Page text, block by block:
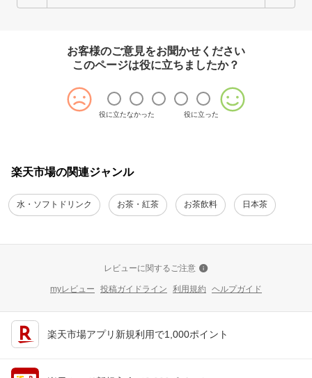
お客様のご意見をお聞かせください
このページは役に立ちましたか？
役に立たなかった 役に立った
楽天市場の関連ジャンル
水・ソフトドリンク お茶・紅茶 お茶飲料 日本茶
レビューに関するご注意
myレビュー 投稿ガイドライン 利用規約 ヘルプガイド
楽天市場アプリ新規利用で1,000ポイント